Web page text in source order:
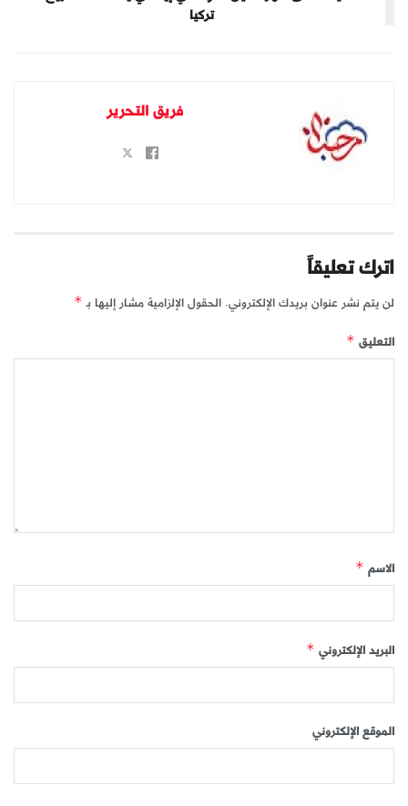
تركيا
فريق التحرير
اترك تعليقاً
لن يتم نشر عنوان بريدك الإلكتروني. الحقول الإلزامية مشار إليها بـ *
التعليق *
الاسم *
البريد الإلكتروني *
الموقع الإلكتروني